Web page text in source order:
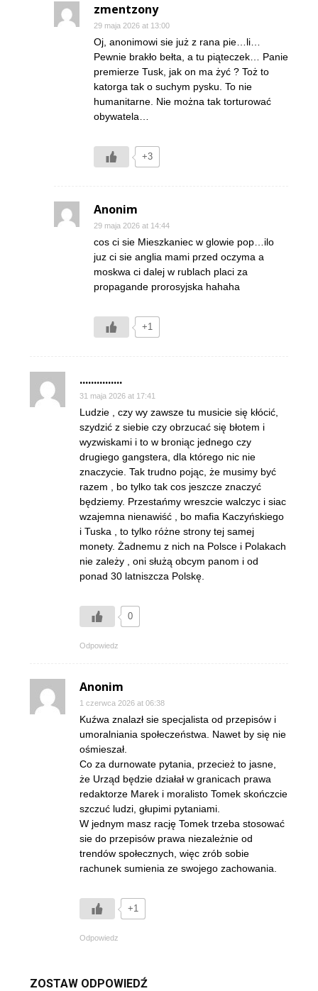
zmentzony
29 maja 2026 at 13:00
Oj, anonimowi sie już z rana pie…li…
Pewnie brakło bełta, a tu piąteczek… Panie
premierze Tusk, jak on ma żyć ? Toż to
katorga tak o suchym pysku. To nie
humanitarne. Nie można tak torturować
obywatela…
+3
Anonim
29 maja 2026 at 14:44
cos ci sie Mieszkaniec w glowie pop…ilo
juz ci sie anglia mami przed oczyma a
moskwa ci dalej w rublach placi za
propagande prorosyjska hahaha
+1
...............
31 maja 2026 at 17:41
Ludzie , czy wy zawsze tu musicie się kłócić,
szydzić z siebie czy obrzucać się błotem i
wyzwiskami i to w broniąc jednego czy
drugiego gangstera, dla którego nic nie
znaczycie. Tak trudno pojąc, że musimy być
razem , bo tylko tak cos jeszcze znaczyć
będziemy. Przestańmy wreszcie walczyc i siac
wzajemna nienawiść , bo mafia Kaczyńskiego
i Tuska , to tylko różne strony tej samej
monety. Żadnemu z nich na Polsce i Polakach
nie zależy , oni służą obcym panom i od
ponad 30 latniszcza Polskę.
0
Odpowiedz
Anonim
1 czerwca 2026 at 06:38
Kuźwa znalazł sie specjalista od przepisów i
umoralniania społeczeństwa. Nawet by się nie
ośmieszał.
Co za durnowate pytania, przecież to jasne,
że Urząd będzie działał w granicach prawa
redaktorze Marek i moralisto Tomek skończcie
szczuć ludzi, głupimi pytaniami.
W jednym masz rację Tomek trzeba stosować
sie do przepisów prawa niezależnie od
trendów społecznych, więc zrób sobie
rachunek sumienia ze swojego zachowania.
+1
Odpowiedz
ZOSTAW ODPOWIEDŹ